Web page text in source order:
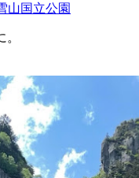
山国立公園